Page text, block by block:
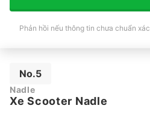
Phản hồi nếu thông tin chưa chuẩn xác
No.5
Nadle
Xe Scooter Nadle